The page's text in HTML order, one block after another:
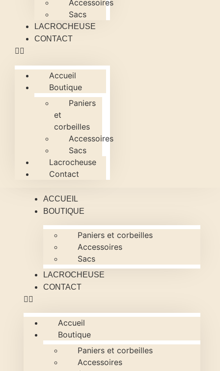
Accessoires
Sacs
LACROCHEUSE
CONTACT
Accueil
Boutique
Paniers
et
corbeilles
Accessoires
Sacs
Lacrocheuse
Contact
ACCUEIL
BOUTIQUE
Paniers et corbeilles
Accessoires
Sacs
LACROCHEUSE
CONTACT
Accueil
Boutique
Paniers et corbeilles
Accessoires